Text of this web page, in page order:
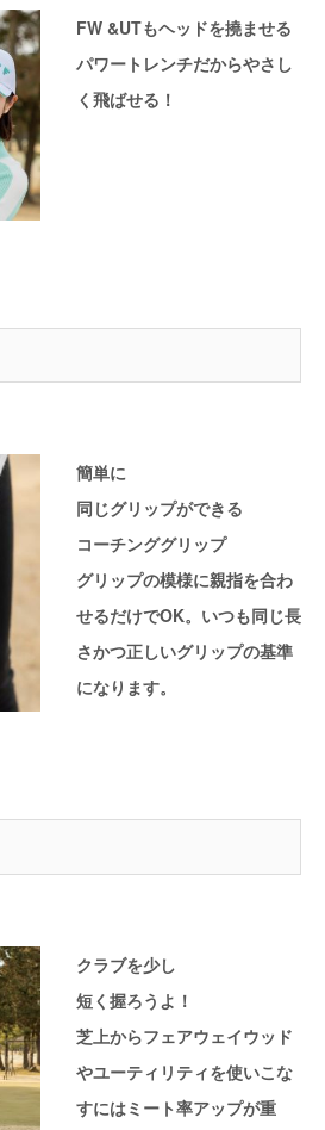
FW &UTもヘッドを撓ませる
パワートレンチだからやさし
く飛ばせる！
簡単に
同じグリップができる
コーチンググリップ
グリップの模様に親指を合わ
せるだけでOK。いつも同じ長
さかつ正しいグリップの基準
になります。
クラブを少し
短く握ろうよ！
芝上からフェアウェイウッド
やユーティリティを使いこな
すにはミート率アップが重